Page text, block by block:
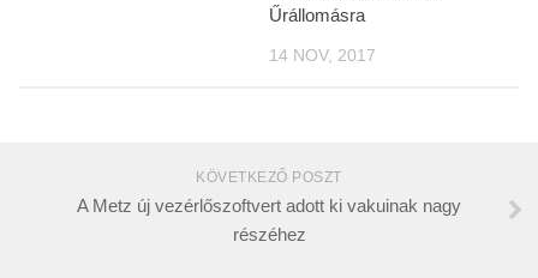
Űrállomásra
14 NOV, 2017
KÖVETKEZŐ POSZT
A Metz új vezérlőszoftvert adott ki vakuinak nagy
részéhez